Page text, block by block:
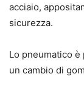
acciaio,
sicurezza.
Lo pneumatico
un cambio di